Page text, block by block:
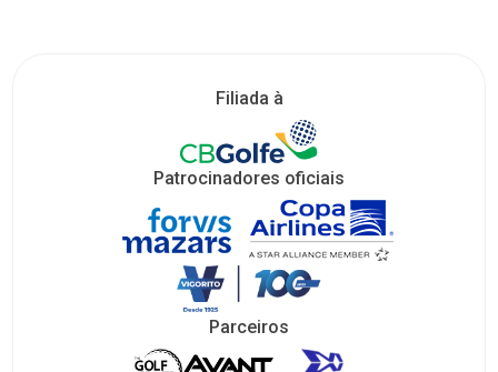
Filiada à
Patrocinadores oficiais
Parceiros